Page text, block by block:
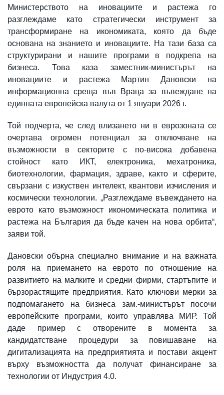
Министерството на иновациите и растежа го
разглеждаме като стратегически инструмент за
трансформиране на икономиката, която да бъде
основана на знанието и иновациите. На тази база са
структурирани и нашите програми в подкрепа на
бизнеса. Това каза заместник-министърът на
иновациите и растежа Мартин Дановски на
информационна среща във Враца за въвеждане на
единната европейска валута от 1 януари 2026 г.
Той подчерта, че след влизането ни в еврозоната се
очертава огромен потенциал за отключване на
възможности в секторите с по-висока добавена
стойност като ИКТ, електроника, мехатроника,
биотехнологии, фармация, здраве, както и сферите,
свързани с изкуствен интелект, квантови изчисления и
космически технологии. „Разглеждаме въвеждането на
еврото като възможност икономическата политика и
растежа на България да бъде качен на нова орбита“,
заяви той.
Дановски обърна специално внимание и на важната
роля на приемането на еврото по отношение на
развитието на малките и средни фирми, стартъпите и
бързорастящите предприятия. Като ключови мерки за
подпомагането на бизнеса зам.-министърът посочи
европейските програми, които управлява МИР. Той
даде пример с отворените в момента за
кандидатстване процедури за повишаване на
дигитализацията на предприятията и постави акцент
върху възможността да получат финансиране за
технологии от Индустрия 4.0.